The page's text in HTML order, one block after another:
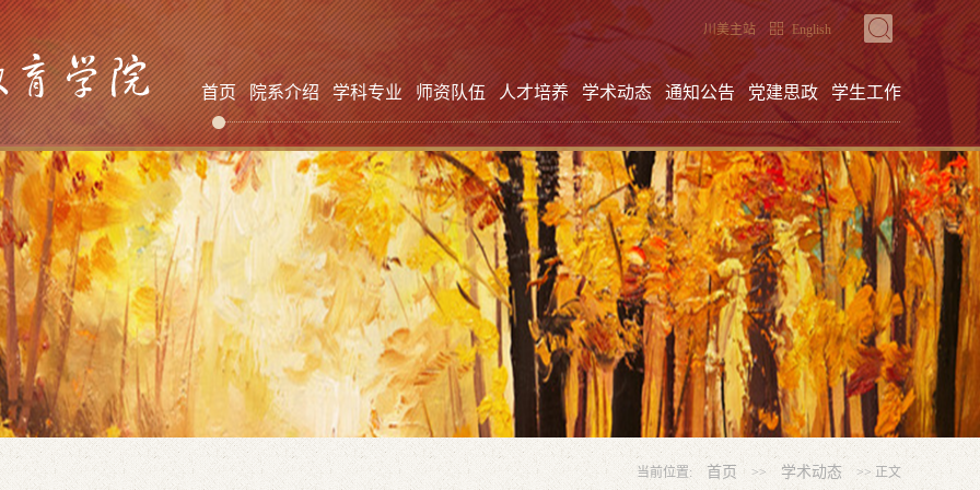
English
川美主站
首页 院系介绍 学科专业 师资队伍 人才培养 学术动态 通知公告 党建思政 学生工作
当前位置: 首页 >> 学术动态 >> 正文